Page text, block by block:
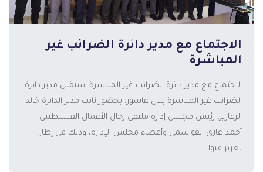
الاجتماع مع مدير دائرة الضرائب غير
المباشرة
الاجتماع مع مدير دائرة الضرائب غير المباشرة استقبل مدير دائرة
الضرائب غير المباشرة بلال عاشور، بحضور نائب مدير الدائرة خالد
الزعارير، رئيس مجلس إدارة ملتقى رجال الأعمال الفلسطيني
أحمد غازي القواسمي وأعضاء مجلس الإدارة، وذلك في إطار
تعزيز قنوا...
المزيد